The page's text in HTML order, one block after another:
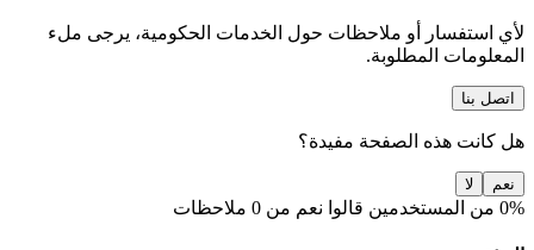
لأي استفسار أو ملاحظات حول الخدمات الحكومية، يرجى ملء
المعلومات المطلوبة.
اتصل بنا
هل كانت هذه الصفحة مفيدة؟
نعم لا
0% من المستخدمين قالوا نعم من 0 ملاحظات